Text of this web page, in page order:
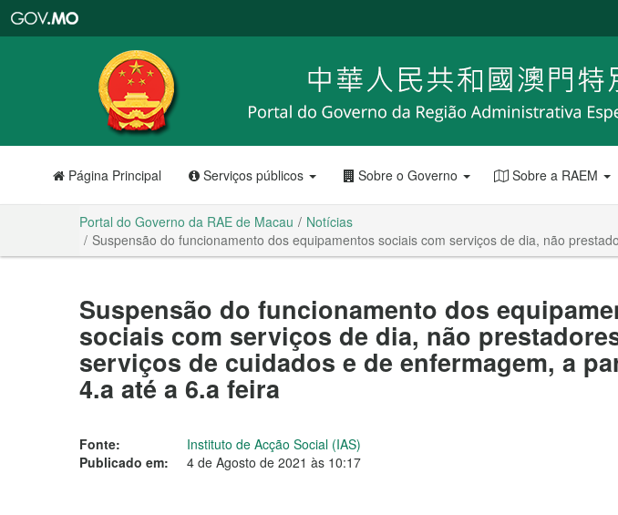
RAE
de
Macau
Página Principal Serviços públicos Sobre o Governo Sobre a RAEM
Portal do Governo da RAE de Macau
Notícias
Suspensão do funcionamento dos equipamentos sociais com serviços de dia, não
Suspensão do funcionamento dos
sociais com serviços de dia, não
serviços de cuidados e de enfermagem, a
4.a até a 6.a feira
Fonte:
Instituto de Acção Social (IAS)
Publicado em:
4 de Agosto de 2021 às 10:17